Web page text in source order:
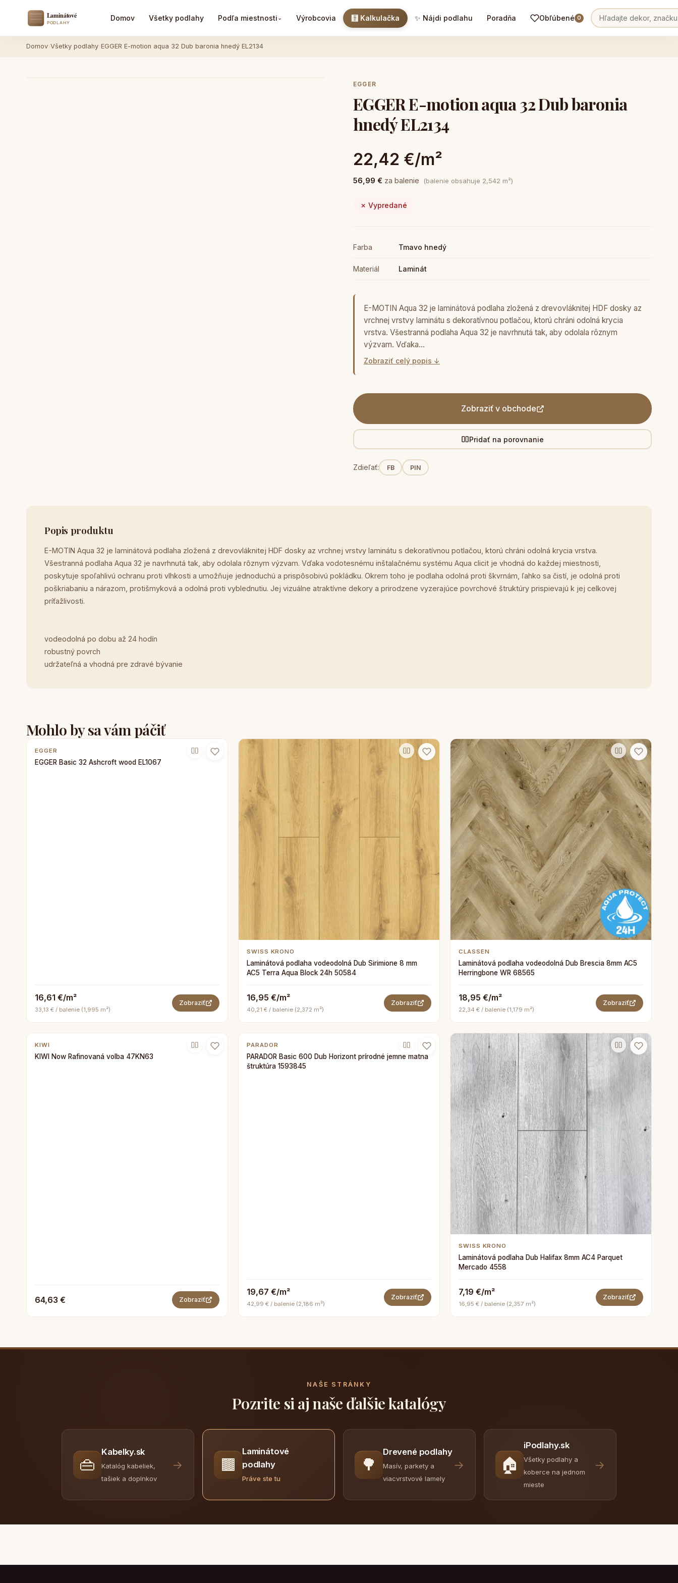
Domov Všetky podlahy Podľa miestnosti ⌄ Výrobcovia 🧮 Kalkulačka ✨ Nájdi podlahu Poradňa Obľúbené 0
Domov Všetky podlahy EGGER E-motion aqua 32 Dub baronia hnedý EL2134
EGGER
EGGER E-motion aqua 32 Dub baronia
hnedý EL2134
22,42 €/m²
56,99 € za balenie (balenie obsahuje 2,542 m²)
✗ Vypredané
Farba Tmavo hnedý
Materiál Laminát
E-MOTIN Aqua 32 je laminátová podlaha zložená z drevovláknitej HDF dosky az
vrchnej vrstvy laminátu s dekoratívnou potlačou, ktorú chráni odolná krycia
vrstva. Všestranná podlaha Aqua 32 je navrhnutá tak, aby odolala rôznym
výzvam. Vďaka…
Zobraziť celý popis ↓
Zobraziť v obchode
Pridať na porovnanie
Zdieľať: FB PIN
Popis produktu
E-MOTIN Aqua 32 je laminátová podlaha zložená z drevovláknitej HDF dosky az vrchnej vrstvy laminátu s dekoratívnou potlačou, ktorú chráni odolná krycia vrstva.
Všestranná podlaha Aqua 32 je navrhnutá tak, aby odolala rôznym výzvam. Vďaka vodotesnému inštalačnému systému Aqua clicit je vhodná do každej miestnosti,
poskytuje spoľahlivú ochranu proti vlhkosti a umožňuje jednoduchú a prispôsobivú pokládku. Okrem toho je podlaha odolná proti škvrnám, ľahko sa čistí, je odolná proti
poškriabaniu a nárazom, protišmyková a odolná proti vyblednutiu. Jej vizuálne atraktívne dekory a prirodzene vyzerajúce povrchové štruktúry prispievajú k jej celkovej
príťažlivosti.
vodeodolná po dobu až 24 hodín
robustný povrch
udržateľná a vhodná pre zdravé bývanie
Mohlo by sa vám páčiť
EGGER
EGGER Basic 32 Ashcroft wood EL1067
16,61 €/m²
33,13 € / balenie (1,995 m²)
Zobraziť
SWISS KRONO
Laminátová podlaha vodeodolná Dub Sirimione 8 mm
AC5 Terra Aqua Block 24h 50584
16,95 €/m²
40,21 € / balenie (2,372 m²)
Zobraziť
CLASSEN
Laminátová podlaha vodeodolná Dub Brescia 8mm AC5
Herringbone WR 68565
18,95 €/m²
22,34 € / balenie (1,179 m²)
Zobraziť
KIWI
KIWI Now Rafinovaná volba 47KN63
64,63 € Zobraziť
PARADOR
PARADOR Basic 600 Dub Horizont prírodné jemne matná
štruktúra 1593845
19,67 €/m²
42,99 € / balenie (2,186 m²)
Zobraziť
SWISS KRONO
Laminátová podlaha Dub Halifax 8mm AC4 Parquet
Mercado 4558
7,19 €/m²
16,95 € / balenie (2,357 m²)
Zobraziť
NAŠE STRÁNKY
Pozrite si aj naše ďalšie katalógy
👜
Kabelky.sk
Katalóg kabeliek,
tašiek a doplnkov
→ 🟫
Laminátové
podlahy
Práve ste tu
🌳
Drevené podlahy
Masív, parkety a
viacvrstvové lamely
→ 🏠
iPodlahy.sk
Všetky podlahy a
koberce na jednom
mieste
→